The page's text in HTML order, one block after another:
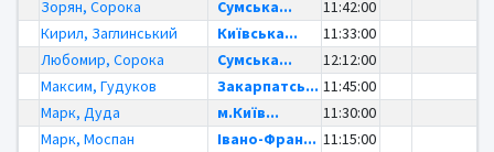
Зорян, Сорока
Сумська...
11:42:00
Кирил, Заглинський
Київська...
11:33:00
Любомир, Сорока
Сумська...
12:12:00
Максим, Гудуков
Закарпатсь... 11:45:00
Марк, Дуда
м.Київ...
11:30:00
Марк, Моспан
Івано-Фран... 11:15:00